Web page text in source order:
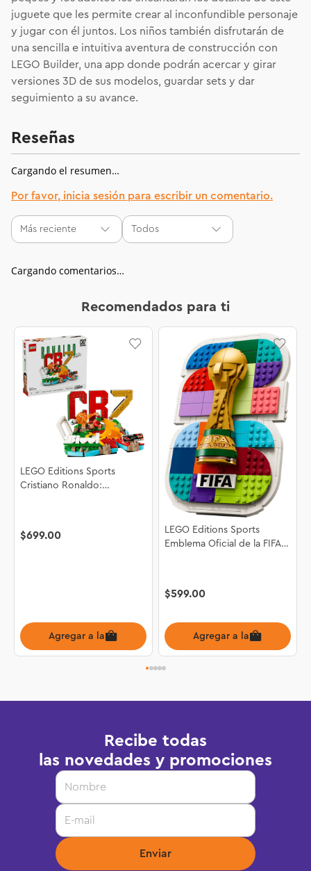
juguete que les permite crear al inconfundible personaje
y jugar con él juntos. Los niños también disfrutarán de
una sencilla e intuitiva aventura de construcción con
LEGO Builder, una app donde podrán acercar y girar
versiones 3D de sus modelos, guardar sets y dar
seguimiento a su avance.
Reseñas
Cargando el resumen…
Por favor, inicia sesión para escribir un comentario.
Más reciente Todos
Cargando comentarios…
Recomendados para ti
LEGO Editions Sports
Cristiano Ronaldo:
$699.00
Agregar a la bolsa
LEGO Editions Sports
Emblema Oficial de la FIFA
$599.00
Agregar a la bolsa
Recibe todas
las novedades y promociones
Enviar